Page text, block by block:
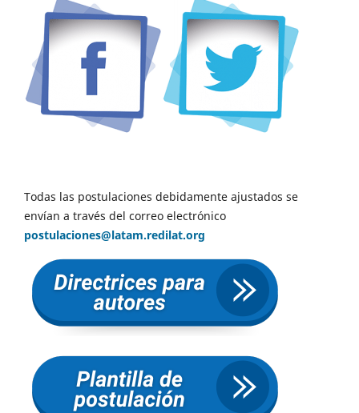
Todas las postulaciones debidamente ajustados se
envían a través del correo electrónico
postulaciones@latam.redilat.org